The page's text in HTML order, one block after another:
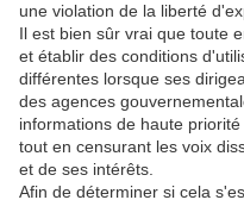
une violation de la liberté
Il est bien sûr vrai que toute
et établir des conditions
différentes lorsque ses
des agences
informations de haute
tout en censurant les voix
et de ses intérêts.
Afin de déterminer si cela